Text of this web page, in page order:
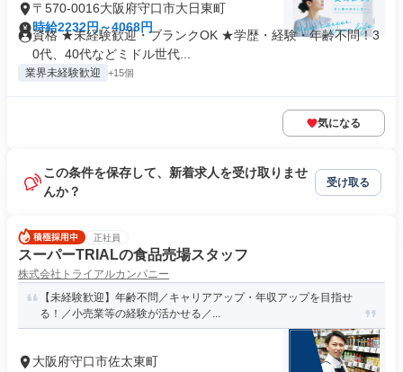
〒570-0016大阪府守口市大日東町
時給2232円～4068円
資格 ★未経験歓迎・ブランクOK ★学歴・経験・年齢不問！3
0代、40代などミドル世代...
業界未経験歓迎 +15個
気になる
この条件を保存して、新着求人を受け取りませ
んか？
受け取る
正社員
スーパーTRIALの食品売場スタッフ
株式会社トライアルカンパニー
【未経験歓迎】年齢不問／キャリアアップ・年収アップを目指せ
る！／小売業等の経験が活かせる／...
大阪府守口市佐太東町